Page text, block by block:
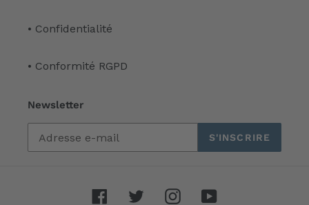
• Confidentialité
• Conformité RGPD
Newsletter
S'INSCRIRE
FacebookTwitterInstagram